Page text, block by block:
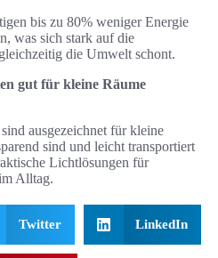
bis zu 80% weniger Energie
was sich stark auf die
die Umwelt schont.
gut für kleine Räume
ausgezeichnet für kleine
sind und leicht transportiert
Lichtlösungen für
Alltag.
Twitter LinkedIn